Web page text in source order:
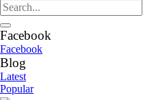
Facebook
Facebook
Blog
Latest
Popular